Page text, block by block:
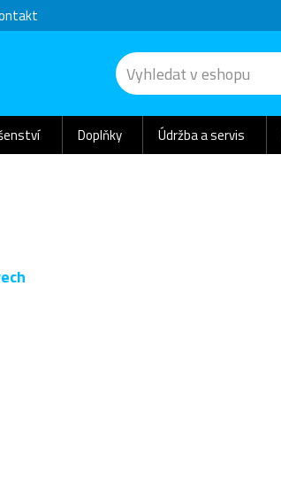
Doplňky Údržba a servis